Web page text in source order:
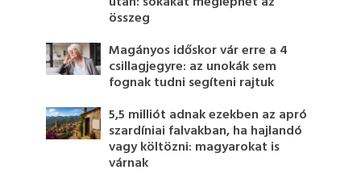
összeg
Magányos időskor vár erre a 4
csillagjegyre: az unokák sem
fognak tudni segíteni rajtuk
5,5 milliót adnak ezekben az apró
szardíniai falvakban, ha hajlandó
vagy költözni: magyarokat is
várnak